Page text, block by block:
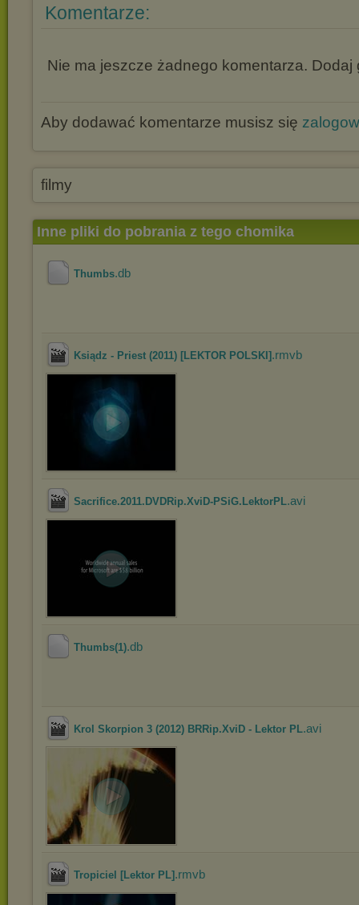
Komentarze:
Nie ma jeszcze żadnego komentarza. Dodaj
Aby dodawać komentarze musisz się
filmy
Inne pliki do pobrania z tego chomika
Thumbs.db
Ksiądz - Priest (2011) [LEKTOR POLSKI] .rmvb
Sacrifice.2011.DVDRip.XviD-PSiG.LektorPL.avi
Thumbs(1).db
Krol Skorpion 3 (2012) BRRip.XviD - Lektor PL.avi
Tropiciel [Lektor PL] .rmvb